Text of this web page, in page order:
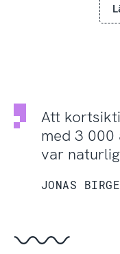
Att
med 3
var
JONAS